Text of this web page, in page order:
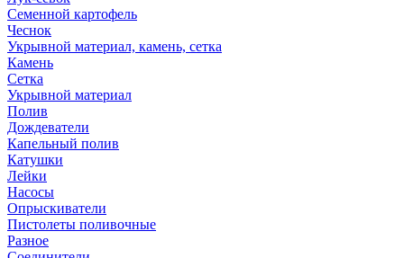
Семенной картофель
Чеснок
Укрывной материал, камень, сетка
Камень
Сетка
Укрывной материал
Полив
Дождеватели
Капельный полив
Катушки
Лейки
Насосы
Опрыскиватели
Пистолеты поливочные
Разное